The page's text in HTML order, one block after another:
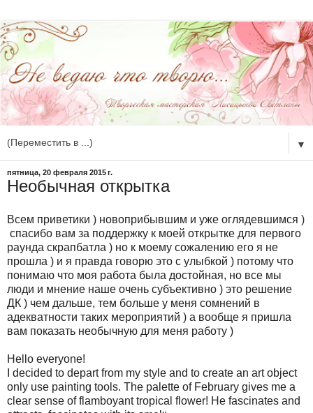
▼
пятница, 20 февраля 2015 г.
Необычная открытка
Всем приветики ) новоприбывшим и уже оглядевшимся )
спасибо вам за поддержку к моей открытке для первого
раунда скрапбатла ) но к моему сожалению его я не
прошла ) и я правда говорю это с улыбкой ) потому что
понимаю что моя работа была достойная, но все мы
люди и мнение наше очень субъективно ) это решение
ДК ) чем дальше, тем больше у меня сомнений в
адекватности таких мероприятий ) а вообще я пришла
вам показать необычную для меня работу )
Hello everyone!
I decided to depart from my style and to create an art object
only use painting tools. The palette of February gives me a
clear sense of flamboyant tropical flower! He fascinates and